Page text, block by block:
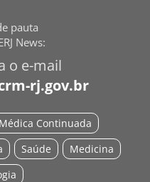
pauta
News:
o e-mail
rj.gov.br
Continuada
Medicina
Saúde